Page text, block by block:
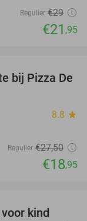
Regulier €29
€21 ,95
31%
bij Pizza De
8.8 star
Regulier €27,50
€18,95
kind